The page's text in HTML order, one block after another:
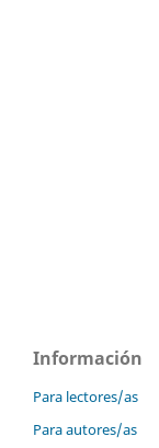
Información
Para lectores/as
Para autores/as